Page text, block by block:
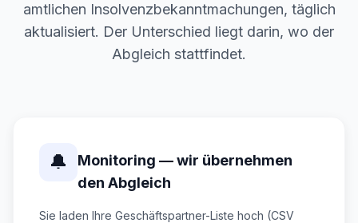
amtlichen Insolvenzbekanntmachungen, täglich
aktualisiert. Der Unterschied liegt darin, wo der
Abgleich stattfindet.
🔔
Monitoring — wir übernehmen
den Abgleich
Sie laden Ihre Geschäftspartner-Liste hoch (CSV